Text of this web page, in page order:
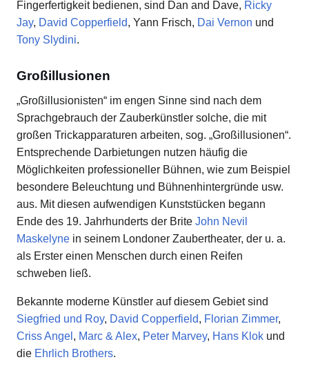
Fingerfertigkeit bedienen, sind Dan and Dave, Ricky
Jay, David Copperfield, Yann Frisch, Dai Vernon und
Tony Slydini.
Großillusionen
„Großillusionisten“ im engen Sinne sind nach dem
Sprachgebrauch der Zauberkünstler solche, die mit
großen Trickapparaturen arbeiten, sog. „Großillusionen“.
Entsprechende Darbietungen nutzen häufig die
Möglichkeiten professioneller Bühnen, wie zum Beispiel
besondere Beleuchtung und Bühnenhintergründe usw.
aus. Mit diesen aufwendigen Kunststücken begann
Ende des 19. Jahrhunderts der Brite John Nevil
Maskelyne in seinem Londoner Zaubertheater, der u. a.
als Erster einen Menschen durch einen Reifen
schweben ließ.
Bekannte moderne Künstler auf diesem Gebiet sind
Siegfried und Roy, David Copperfield, Florian Zimmer,
Criss Angel , Marc & Alex, Peter Marvey, Hans Klok und
die Ehrlich Brothers.